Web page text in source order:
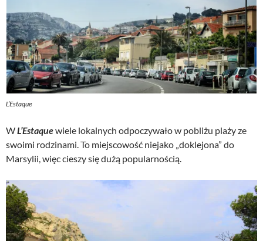
L’Estaque
WL’Estaquewiele lokalnych odpoczywało w pobliżu plaży ze
swoimi rodzinami. To miejscowość niejako „doklejona” do
Marsylii, więc cieszy się dużą popularnością.